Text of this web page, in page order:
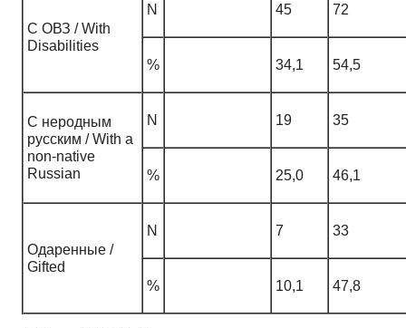
С ОВЗ / With
Disabilities
N 45 72
% 34,1 54,5
С неродным
русским / With a
non-native
Russian
N 19 35
% 25,0 46,1
Одаренные /
Gifted
N 7 33
% 10,1 47,8